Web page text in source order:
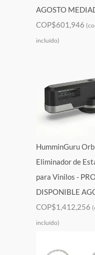
AGOSTO
COP$601,946
incluído)
HumminGuru
Eliminador de
para Vinilos -
DISPONIBLE
COP$1,412,256
incluído)